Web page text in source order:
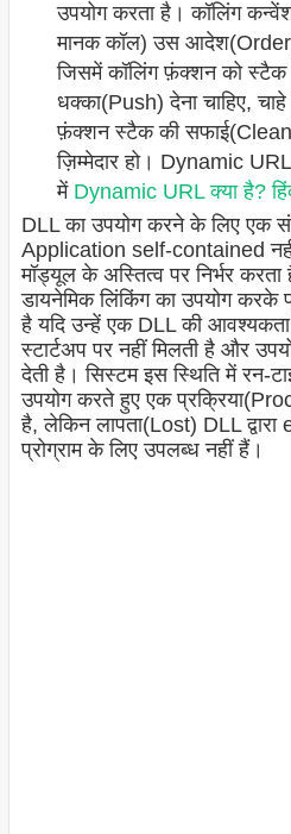
उपयोग करता है। कॉलिंग
मानक कॉल) उस आदेश(Order)
जिसमें कॉलिंग फ़ंक्शन को स्टैक
धक्का(Push) देना चाहिए,
फ़ंक्शन स्टैक की
ज़िम्मेदार हो। Dynamic URL
में Dynamic URL क्या है?
DLL का उपयोग करने के लिए एक
Application self-contained
मॉड्यूल के अस्तित्व पर निर्भर
डायनेमिक लिंकिंग का उपयोग करके
है यदि उन्हें एक DLL की आवश्यकता
स्टार्टअप पर नहीं मिलती है और
देती है। सिस्टम इस स्थिति में रन-
उपयोग करते हुए एक
है, लेकिन लापता(Lost) DLL
प्रोग्राम के लिए उपलब्ध नहीं हैं।